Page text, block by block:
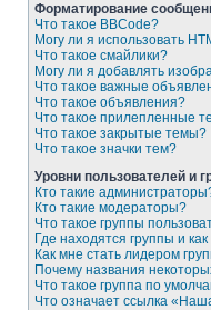
Форматирование
Что такое BBCode?
Могу ли я использовать
Что такое смайлики?
Могу ли я добавлять
Что такое важные
Что такое объявления?
Что такое прилепленные
Что такое закрытые темы?
Что такое значки тем?
Уровни пользователей и
Кто такие
Кто такие модераторы?
Что такое группы
Где находятся группы и
Как мне стать лидером
Почему названия
Что такое группа по
Что означает ссылка